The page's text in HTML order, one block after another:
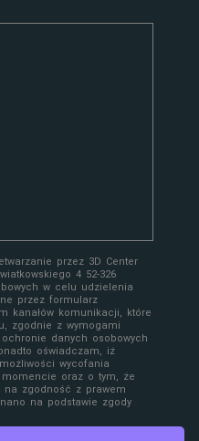
przez 3D Center
4 52-326
w celu udzielenia
przez formularz
kanałów komunikacji, które
zgodnie z wymogami
danych osobowych
oświadczam, iż
wycofania
oraz o tym, że
na zgodność z prawem
na podstawie zgody